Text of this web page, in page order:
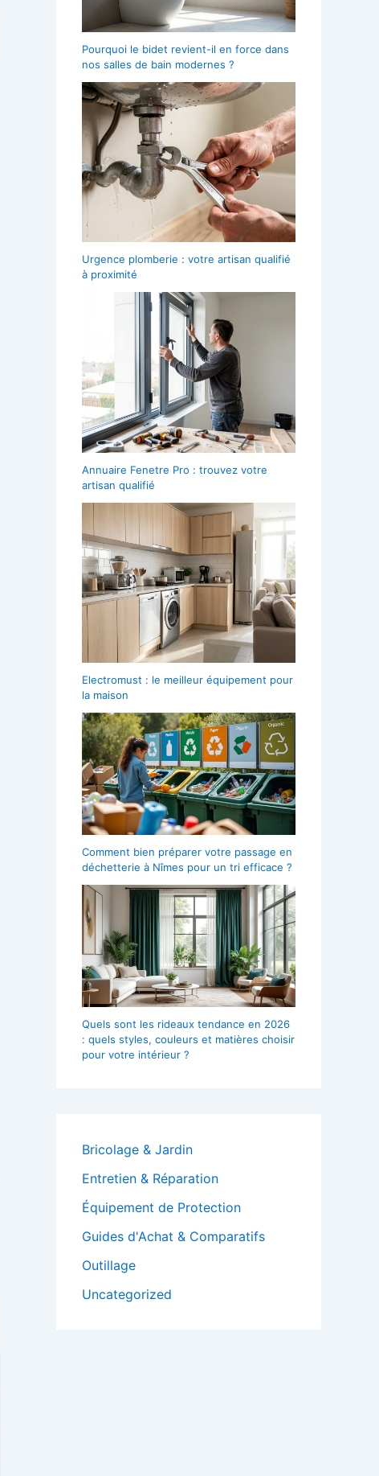
Pourquoi le bidet revient-il en force dans
nos salles de bain modernes ?
Urgence plomberie : votre artisan qualifié
à proximité
Annuaire Fenetre Pro : trouvez votre
artisan qualifié
Electromust : le meilleur équipement pour
la maison
Comment bien préparer votre passage en
déchetterie à Nîmes pour un tri efficace ?
Quels sont les rideaux tendance en 2026
: quels styles, couleurs et matières choisir
pour votre intérieur ?
Bricolage & Jardin
Entretien & Réparation
Équipement de Protection
Guides d'Achat & Comparatifs
Outillage
Uncategorized